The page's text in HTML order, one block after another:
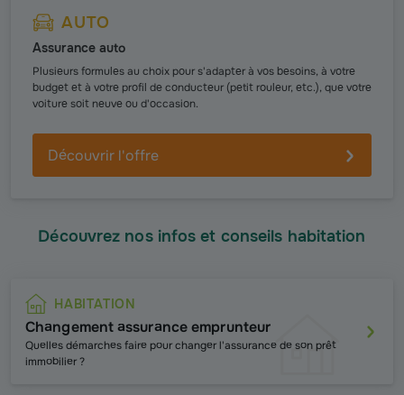
AUTO
Assurance auto
Plusieurs formules au choix pour s'adapter à vos besoins, à votre
budget et à votre profil de conducteur (petit rouleur, etc.), que votre
voiture soit neuve ou d'occasion.
Découvrir l'offre
Découvrez nos infos et conseils habitation
HABITATION
Changement assurance emprunteur
Quelles démarches faire pour changer l'assurance de son prêt
immobilier ?